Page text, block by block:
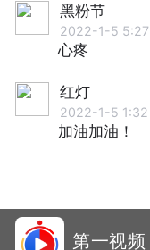
黑粉节
2022-1-5 5:27
心疼
红灯
2022-1-5 1:32
加油加油！
第一视频